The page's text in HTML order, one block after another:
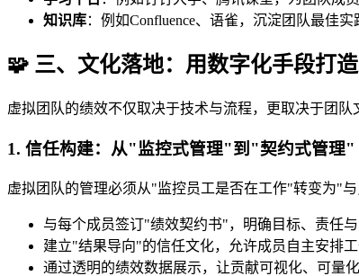
知识库：例如Confluence、语雀，沉淀团队最佳实
🧩 三、文化落地：用数字化手段打
虚拟团队的绩效不仅取决于技术与流程，更取决于团
1. 信任构建：从"监控式管理"到"契约式管理"
虚拟团队的管理必须从"监控员工是否在工作"转变为"
与每个成员签订"绩效契约书"，明确目标、责任
建立"结果导向"的信任文化，允许成员自主安排
通过透明的绩效数据展示，让贡献可视化、可量化